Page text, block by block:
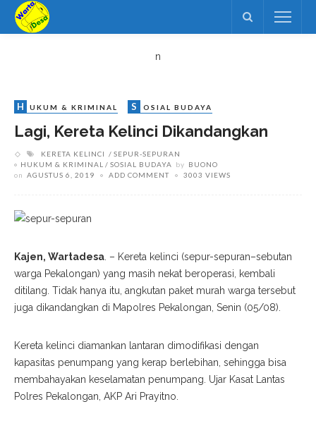
n
H UKUM & KRIMINAL S OSIAL BUDAYA
Lagi, Kereta Kelinci Dikandangkan
KERETA KELINCI
SEPUR-SEPURAN
HUKUM & KRIMINAL
SOSIAL BUDAYA by BUONO
on AGUSTUS 6, 2019 ADD COMMENT 3003 VIEWS
Kajen, Wartadesa. – Kereta kelinci (sepur-sepuran–sebutan
warga Pekalongan) yang masih nekat beroperasi, kembali
ditilang. Tidak hanya itu, angkutan paket murah warga tersebut
juga dikandangkan di Mapolres Pekalongan, Senin (05/08).
Kereta kelinci diamankan lantaran dimodifikasi dengan
kapasitas penumpang yang kerap berlebihan, sehingga bisa
membahayakan keselamatan penumpang. Ujar Kasat Lantas
Polres Pekalongan, AKP Ari Prayitno.